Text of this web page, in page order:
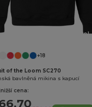
Přizpůsobte si to!
+18
of the Loom SC270
bavlněná mikina s kapucí
cena: